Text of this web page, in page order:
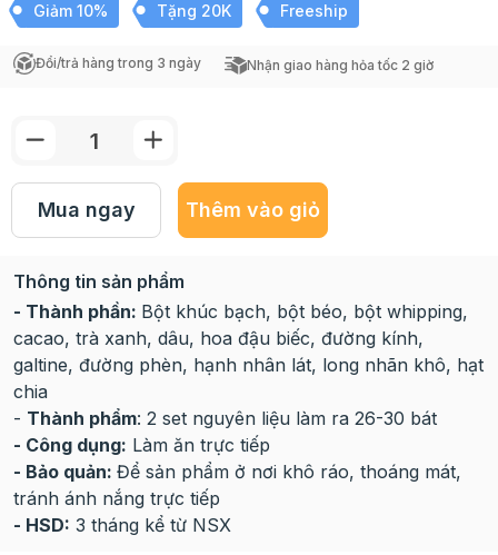
Giảm 10% Tặng 20K Freeship
Đổi/trả hàng trong 3 ngày Nhận giao hàng hỏa tốc 2 giờ
Mua ngay Thêm vào giỏ
Thông tin sản phẩm
- Thành phần: Bột khúc bạch, bột béo, bột whipping,
cacao, trà xanh, dâu, hoa đậu biếc, đường kính,
galtine, đường phèn, hạnh nhân lát, long nhãn khô, hạt
chia
- Thành phẩm: 2 set nguyên liệu làm ra 26-30 bát
- Công dụng: Làm ăn trực tiếp
- Bảo quản: Để sản phẩm ở nơi khô ráo, thoáng mát,
tránh ánh nắng trực tiếp
- HSD: 3 tháng kể từ NSX